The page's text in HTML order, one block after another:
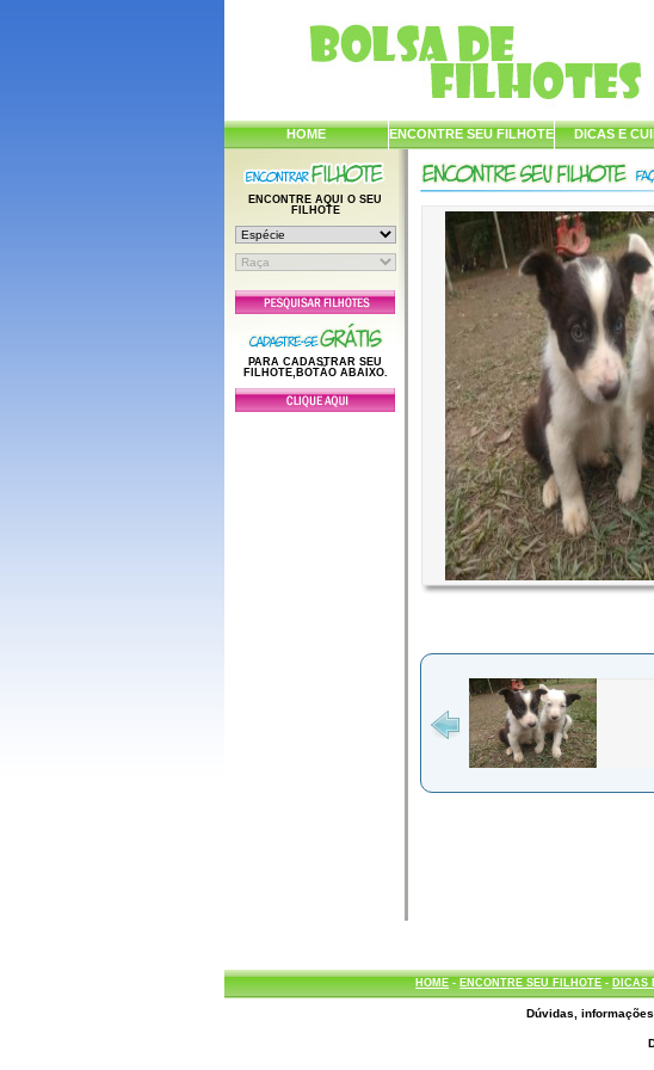
HOME ENCONTRE SEU FILHOTE DICAS E
ENCONTRE AQUI O SEU
FILHOTE
PARA CADASTRAR SEU
FILHOTE,BOTÃO ABAIXO.
HOME- ENCONTRE SEU FILHOTE- DICAS
Dúvidas,